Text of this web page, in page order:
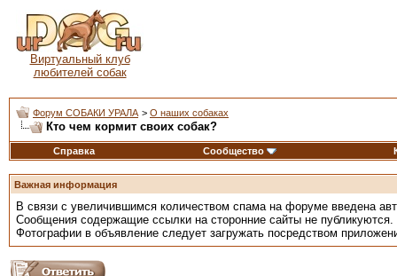
Виртуальный клуб
любителей собак
Форум СОБАКИ УРАЛА > О наших собаках
Кто чем кормит своих собак?
Справка Сообщество
Важная информация
В связи с увеличившимся количеством спама на форуме введена
Сообщения содержащие ссылки на сторонние сайты не публикуются.
Фотографии в объявление следует загружать посредством